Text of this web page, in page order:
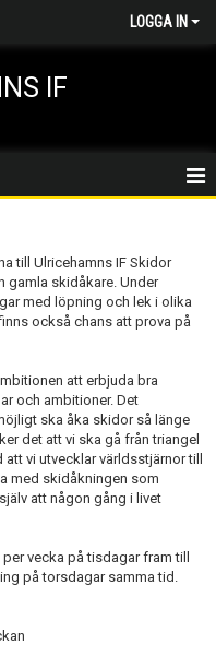
LOGGA IN
IF
till Ulricehamns IF Skidor
gamla skidåkare. Under
med löpning och lek i olika
också chans att prova på
att erbjuda bra
och ambitioner. Det
ska åka skidor så länge
det att vi ska gå från triangel
vi utvecklar världsstjärnor till
med skidåkningen som
att någon gång i livet
vecka på tisdagar fram till
på torsdagar samma tid.